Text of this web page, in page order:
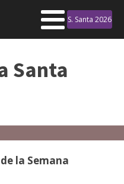
S. Santa 2026
Santa
la Semana